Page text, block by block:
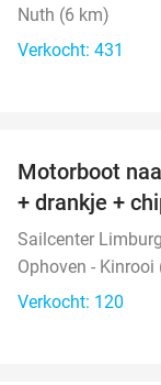
Nuth (6 km)
Verkocht: 431
Motorboot
+ drankje +
Sailcenter Limburg
Ophoven -
Verkocht: 120